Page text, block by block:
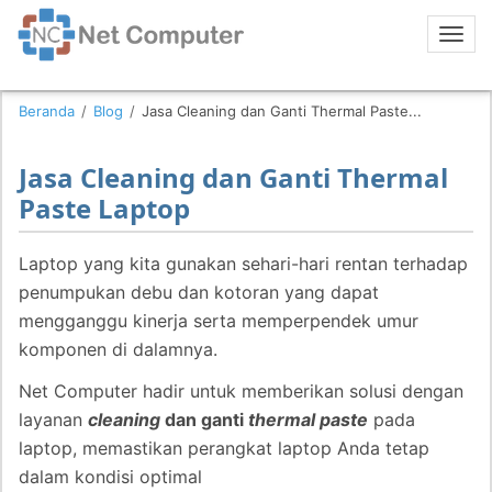
Beranda / Blog / Jasa Cleaning dan Ganti Thermal Paste...
Jasa Cleaning dan Ganti Thermal
Paste Laptop
Laptop yang kita gunakan sehari-hari rentan terhadap
penumpukan debu dan kotoran yang dapat
mengganggu kinerja serta memperpendek umur
komponen di dalamnya.
Net Computer hadir untuk memberikan solusi dengan
layanan cleaning dan ganti thermal paste pada
laptop, memastikan perangkat laptop Anda tetap
dalam kondisi optimal